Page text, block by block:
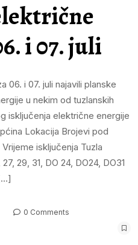
i 07. juli
06. i 07. juli najavili planske
u nekim od tuzlanskih
isključenja električne energije
Lokacija Brojevi pod
isključenja Tuzla
29, 31, DO 24, DO24, DO31
0 Comments